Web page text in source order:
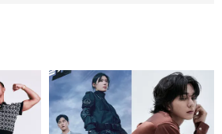
角與編輯直覺，引領讀者探索女性多元面
與生活品味風格的無限可能。